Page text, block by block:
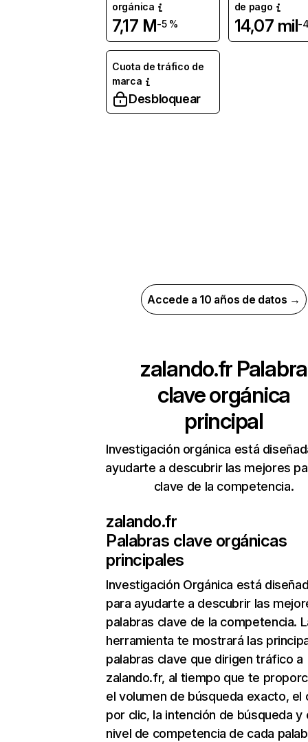
orgánica
7,17 M-5 %
de pago
14,07 mil-
Cuota de tráfico de
marca
Desbloquear
Accede a 10 años de datos →
zalando.fr Palabra
clave orgánica
principal
Investigación orgánica está
ayudarte a descubrir las mejores
clave de la competencia.
zalando.fr
Palabras clave orgánicas
principales
Investigación Orgánica está
para ayudarte a descubrir las
palabras clave de la competencia.
herramienta te mostrará las
palabras clave que dirigen tráfico a
zalando.fr, al tiempo que te
el volumen de búsqueda exacto, el
por clic, la intención de búsqueda y
nivel de competencia de cada